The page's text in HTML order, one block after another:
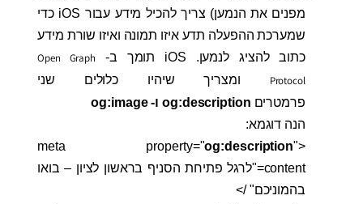
מפנים את הנמען) צריך להכיל מידע עבור iOS כדי
שמערכת ההפעלה תדע איזו תמונה ואיזו שורת מידע
כתוב להציג לנמען. iOS תומך ב-
Open Graph
Protocol ומצריך שיהיו כלולים שני
פרמטרים og:description ו- og:image
הנה דוגמא:
<meta property="
og:description"
content="לרגל פתיחת הסניף בראשון לציון – בואו
בהמוניכם" />